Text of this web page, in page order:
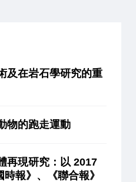
及在岩石學研究的重
物的跑走運動
再現研究：以 2017
報》、《聯合報》